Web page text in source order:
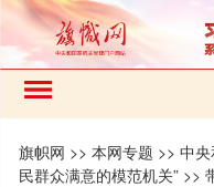
旗帜网 >>本网专题 >>中
民群众满意的模范机关” >>